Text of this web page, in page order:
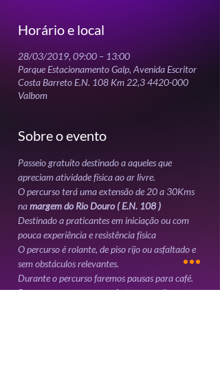
Horário e local
28/03/2019, 09:00 – 13:00
Parque Estacionamento Galp, Avenida Escritor
Costa Barreto E.N. 108 Km 22,3 4420-000
Valbom
Sobre o evento
Passeio gratuito destinado a aqueles que
O percurso terá uma extensão de 20 a 30Kms
na margem do Rio Douro ( E.N. 108 )
Destinado a praticantes em iniciação ou com
O percurso é rolante, de piso rijo ou asfaltado e
Para sua segurança e conforto aconselhamos o